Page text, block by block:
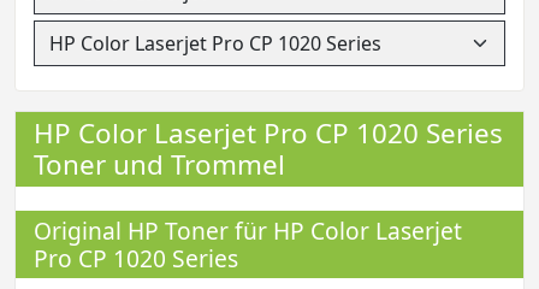
HP Color Laserjet Pro CP 1020 Series
Toner und Trommel
Original HP Toner für HP Color Laserjet
Pro CP 1020 Series